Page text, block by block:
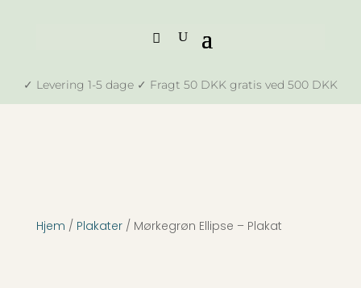
✓ Levering 1-5 dage ✓ Fragt 50 DKK gratis ved 500 DKK
Hjem / Plakater/ Mørkegrøn Ellipse – Plakat